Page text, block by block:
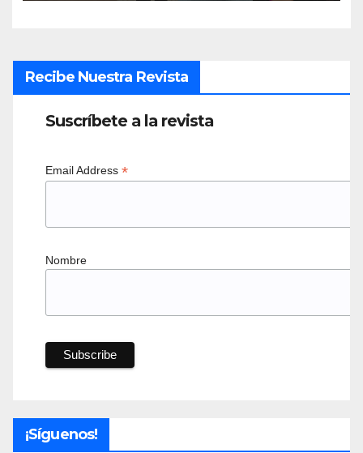
Recibe Nuestra Revista
Suscríbete a la revista
Email Address *
Nombre
¡Síguenos!